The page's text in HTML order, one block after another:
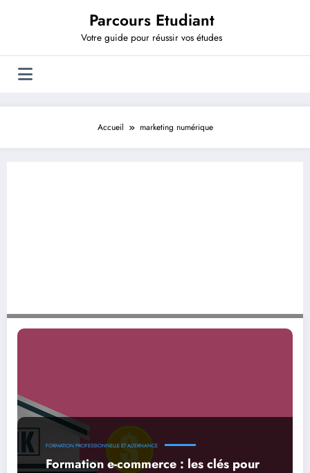
Parcours Etudiant
Votre guide pour réussir vos études
Accueil marketing numérique
Formation e-commerce : les clés pour réussir dans le monde digital
FORMATION PROFESSIONNELLE ET ALTERNANCE
Formation e-commerce : les clés pour